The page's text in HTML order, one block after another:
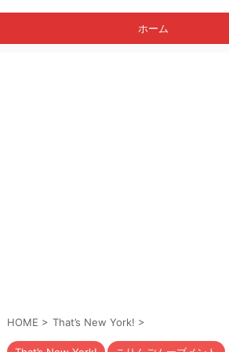
ホーム
HOME > That’s New York! >